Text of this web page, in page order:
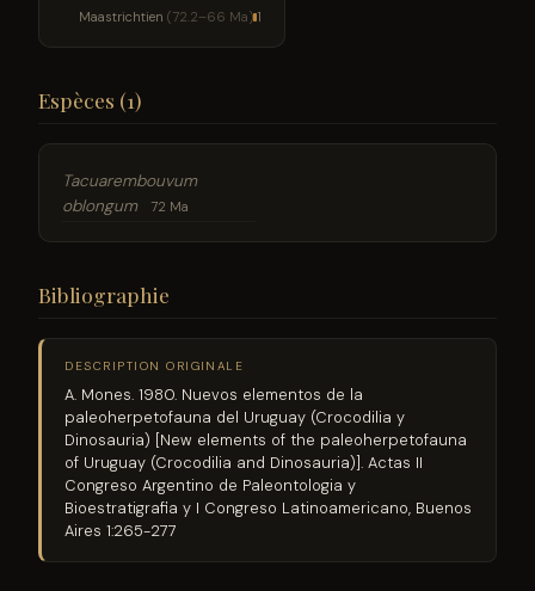
Maastrichtien (72.2–66 Ma) 1
Espèces (1)
Tacuarembouvum
oblongum
72 Ma
Bibliographie
DESCRIPTION ORIGINALE
A. Mones. 1980. Nuevos elementos de la
paleoherpetofauna del Uruguay (Crocodilia y
Dinosauria) [New elements of the paleoherpetofauna
of Uruguay (Crocodilia and Dinosauria)]. Actas II
Congreso Argentino de Paleontologia y
Bioestratigrafia y I Congreso Latinoamericano, Buenos
Aires 1:265-277